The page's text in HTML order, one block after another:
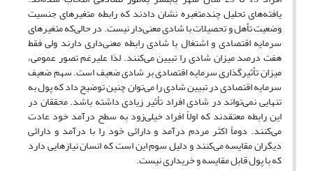
یافته‌های تحلیل چندمتغیره نشان دادند که رابطه متغیرهای جنسیت
وضعیت تأهل و تحصیلات با شادی معنی‌دار نیست. در حالی‌که متغیرهای
سرمایه اقتصادی و اشتغال با شادی رابطه معنی‌داری دارند ولی فقط
هفت درصد میزان شادی را تبیین می‌کنند. لذا علیرغم تصور عمومی،
میزان تأثیرگذاری سرمایه اقتصادی بر شادی ضعیف است. سهم ضعیف
سرمایه اقتصادی در تبیین شادی را می‌توان چنین توضیح داد که پول به
تنهایی نمی‌تواند در شادی افراد تأثیر زیادی داشته باشد. محققان در
این رابطه معتقدند که اولاً افراد خیلی‌زود به سطح درآمد خود عادت
می‌کنند. دوماً اکثر مردم درآمد و دارائی خود را با درآمد و دارائی
دیگران مقایسه می‌کنند و دلیل سوم این است که انسان نیازهایی دارد
که با پول قابل مقایسه و خریداری نیست.